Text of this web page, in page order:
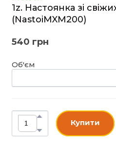
1z. Настоянка зі
(NastoiMXM200)
540 грн
Об'єм
Купити